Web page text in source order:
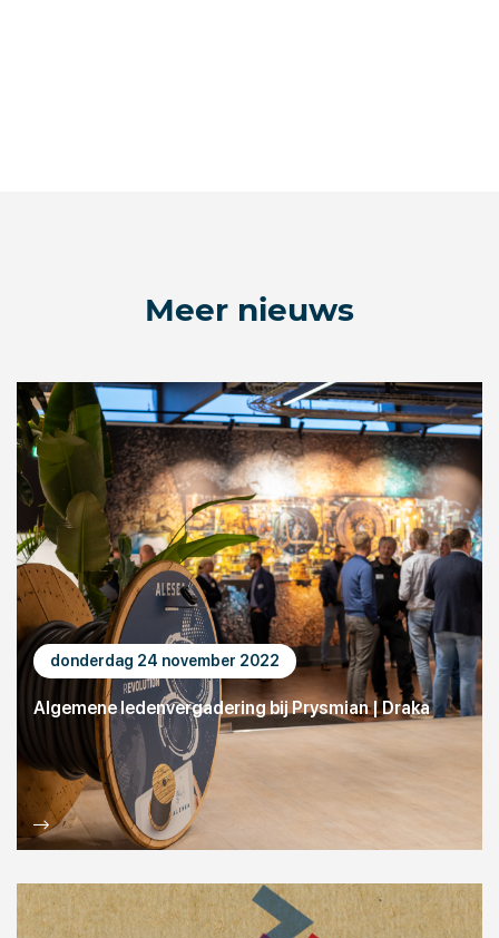
Meer nieuws
donderdag 24 november 2022
Algemene ledenvergadering bij Prysmian | Draka